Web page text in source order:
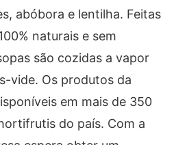
abóbora e lentilha. Feitas
naturais e sem
são cozidas a vapor
vide. Os produtos da
em mais de 350
do país. Com a